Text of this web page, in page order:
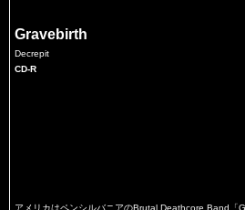
Gravebirth
Decrepit
CD-R
アメリカはペンシルバニアのBrutal Deathcore Band「